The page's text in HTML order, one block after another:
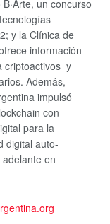
un concurso
y la Clínica de
información
criptoactivos y
Además,
impulsó
con
para la
digital auto-
en